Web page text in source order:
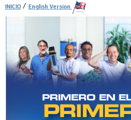
INICIO / English Version
ADS-3A
ADS-3B